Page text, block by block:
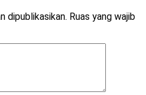
dipublikasikan. Ruas yang wajib